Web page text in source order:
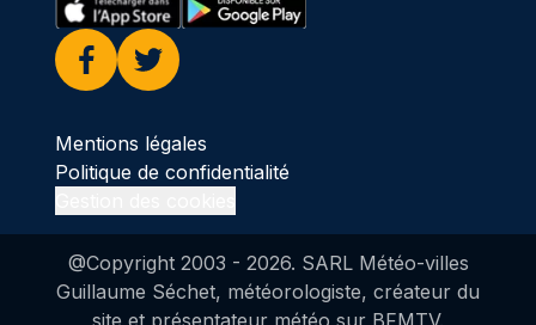
Facebook
Twitter
Mentions légales
Politique de confidentialité
@Copyright 2003 - 2026. SARL Météo-villes
Guillaume Séchet, météorologiste, créateur du
site et présentateur météo sur BFMTV.